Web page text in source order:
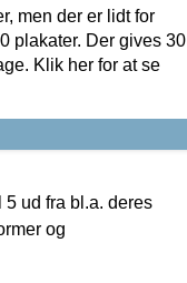
men der er lidt for
plakater. Der gives 30
Klik her for at se
ud fra bl.a. deres
og